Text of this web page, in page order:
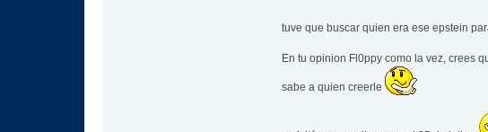
tuve que buscar quien era ese epstein
En tu opinion Fl0ppy como la vez, crees
sabe a quien creerle